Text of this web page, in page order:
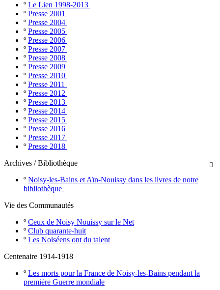
º Le Lien 1998-2013
º Presse 2001
º Presse 2004
º Presse 2005
º Presse 2006
º Presse 2007
º Presse 2008
º Presse 2009
º Presse 2010
º Presse 2011
º Presse 2012
º Presse 2013
º Presse 2014
º Presse 2015
º Presse 2016
º Presse 2017
º Presse 2018

Archives / Bibliothèque
º Noisy-les-Bains et Aïn-Nouissy dans les livres de notre
bibliothèque
Vie des Communautés
º Ceux de Noisy Nouissy sur le Net
º Club quarante-huit
º Les Noiséens ont du talent
Centenaire 1914-1918
º Les morts pour la France de Noisy-les-Bains pendant la
première Guerre mondiale